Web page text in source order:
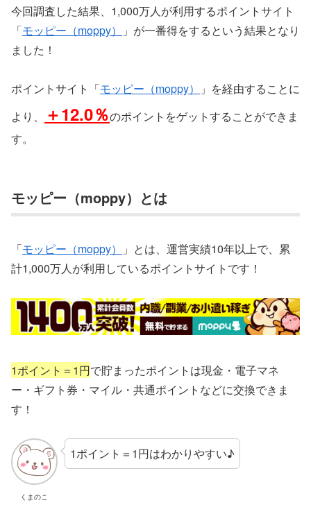
今回調査した結果、1,000万人が利用するポイントサイト
「モッピー（moppy）
」が一番得をするという結果となり
ました！
ポイントサイト「モッピー（moppy）
」を経由することに
より、
＋12.0％のポイントをゲットすることができま
す。
モッピー（moppy）とは
「モッピー（moppy）
」とは、運営実績10年以上で、累
計1,000万人が利用しているポイントサイトです！
1ポイント＝1円で貯まったポイントは現金・電子マネ
ー・ギフト券・マイル・共通ポイントなどに交換できま
す！
くまのこ
1ポイント＝1円はわかりやすい♪